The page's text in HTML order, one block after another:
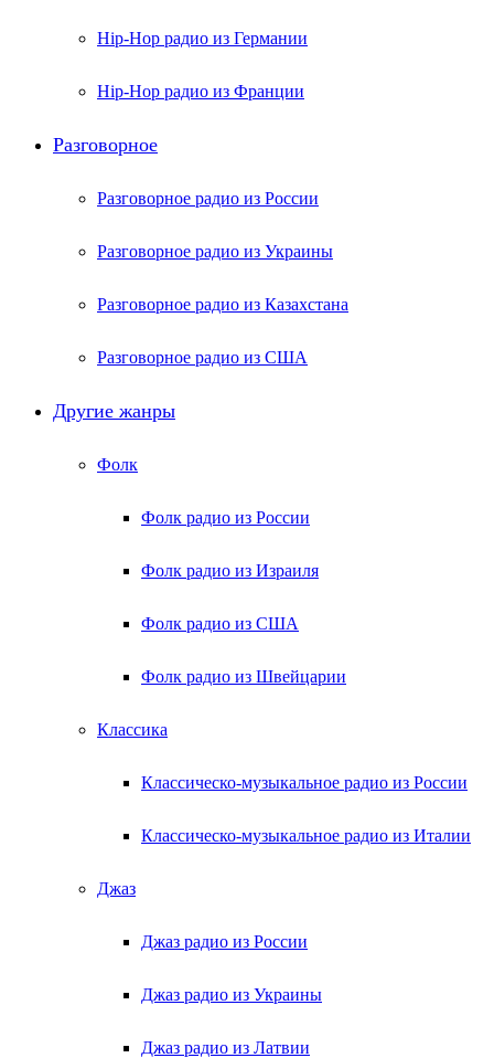
Hip-Hop радио из Германии
Hip-Hop радио из Франции
Разговорное
Разговорное радио из России
Разговорное радио из Украины
Разговорное радио из Казахстана
Разговорное радио из США
Другие жанры
Фолк
Фолк радио из России
Фолк радио из Израиля
Фолк радио из США
Фолк радио из Швейцарии
Классика
Классическо-музыкальное радио из России
Классическо-музыкальное радио из Италии
Джаз
Джаз радио из России
Джаз радио из Украины
Джаз радио из Латвии